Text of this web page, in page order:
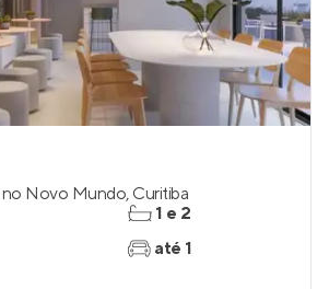
no Novo Mundo, Curitiba
1 e 2
até 1